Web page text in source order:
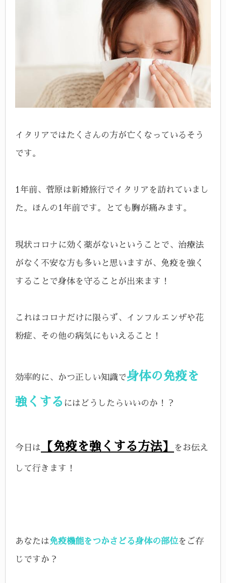
イタリアではたくさんの方が亡くなっているそう
です。
1年前、菅原は新婚旅行でイタリアを訪れていまし
た。ほんの1年前です。とても胸が痛みます。
現状コロナに効く薬がないということで、治療法
がなく不安な方も多いと思いますが、免疫を強く
することで身体を守ることが出来ます！
これはコロナだけに限らず、インフルエンザや花
粉症、その他の病気にもいえること！
効率的に、かつ正しい知識で身体の免疫を
強くする にはどうしたらいいのか！？
今日は 【免疫を強くする方法】 をお伝え
して行きます！
あなたは免疫機能をつかさどる身体の部位をご存
じですか？